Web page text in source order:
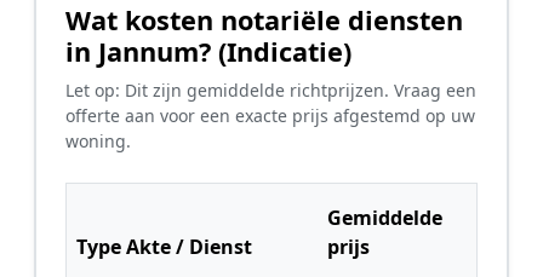
Wat kosten notariële diensten
in Jannum? (Indicatie)
Let op: Dit zijn gemiddelde richtprijzen. Vraag een
offerte aan voor een exacte prijs afgestemd op uw
woning.
Type Akte / Dienst
Gemiddelde
prijs